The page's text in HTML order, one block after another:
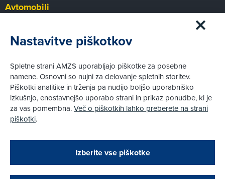
Zapri
Podarjamo vam 10 €!
Obstoječi in novi AMZS člani, ki boste v AMZS
opravili registracijo vozila, boste prejeli
Avtomobili
Prvi pogled
Za volanom
Tehnika
Pravni vidiki
Piškotki
Pravno obvestilo
Pri spletni včlanitvi so podprta naslednja plačilna sredstva:
Nastavitve piškotkov
Spletne strani AMZS uporabljajo piškotke za posebne
namene. Osnovni so nujni za delovanje spletnih storitev.
Piškotki analitike in trženja pa nudijo boljšo uporabniško
izkušnjo, enostavnejšo uporabo strani in prikaz ponudbe, ki je
za vas pomembna.Več o piškotkih lahko preberete na strani
piškotki.
Izberite vse piškotke